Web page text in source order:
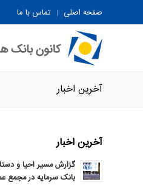
صفحه اصلی تماس با ما
آخرین اخبار
آخرین اخبار
گزارش مسیر احیا و
بانک سرمایه در مجمع